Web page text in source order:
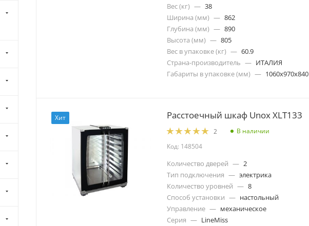
Вес (кг) — 38
Ширина (мм) — 862
Глубина (мм) — 890
Высота (мм) — 805
Вес в упаковке (кг) — 60.9
Страна-производитель — ИТАЛИЯ
Габариты в упаковке (мм) — 1060x970x840
Хит Расстоечный шкаф Unox XLT133
2
В наличии
Код: 148504
Количество дверей — 2
Тип подключения — электрика
Количество уровней — 8
Способ установки — настольный
Управление — механическое
Серия — LineMiss